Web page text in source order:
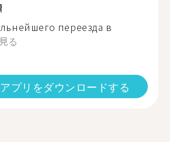
переезда в
る
アプリをダウンロードする